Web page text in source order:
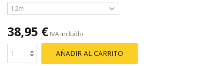
38,95 € IVA incluído
AÑADIR AL CARRITO